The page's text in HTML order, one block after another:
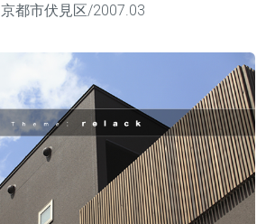
京都市伏見区/2007.03